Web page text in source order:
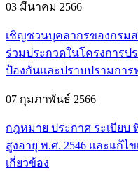
03 มีนาคม 2566
เชิญชวนบุคลากรของกรม
ร่วมประกวดในโครงการ
ป้องกันและปราบปรามการ
07 กุมภาพันธ์ 2566
กฎหมาย ประกาศ ระเบีย
สูงอายุ พ.ศ. 2546 และแก้
เกี่ยวข้อง